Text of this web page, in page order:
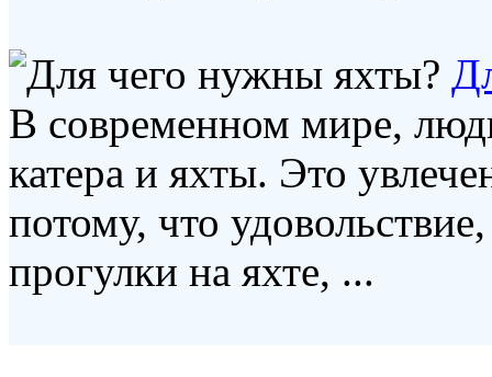
В современном мире,
катера и яхты. Это
потому, что
прогулки на яхте, ...